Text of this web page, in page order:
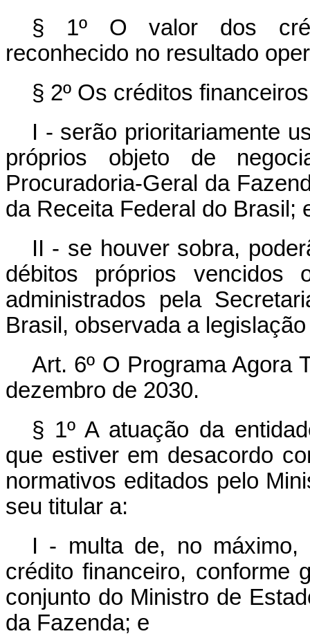
§ 1º O valor dos
reconhecido no resultado
§ 2º Os créditos
I - serão prioritariamente
próprios objeto de
Procuradoria-Geral da
da Receita Federal do Brasil;
II - se houver sobra,
débitos próprios vencidos
administrados pela
Brasil, observada a
Art. 6º O Programa Agora
dezembro de 2030.
§ 1º A atuação da
que estiver em desacordo
normativos editados pelo
seu titular a:
I - multa de, no
crédito financeiro, conforme
conjunto do Ministro de
da Fazenda; e